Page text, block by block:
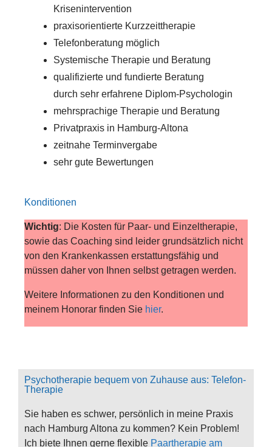
Krisenintervention
praxisorientierte Kurzzeittherapie
Telefonberatung möglich
Systemische Therapie und Beratung
qualifizierte und fundierte Beratung
durch sehr erfahrene Diplom-Psychologin
mehrsprachige Therapie und Beratung
Privatpraxis in Hamburg-Altona
zeitnahe Terminvergabe
sehr gute Bewertungen
Konditionen
Wichtig: Die Kosten für Paar- und Einzeltherapie,
sowie das Coaching sind leider grundsätzlich nicht
von den Krankenkassen erstattungsfähig und
müssen daher von Ihnen selbst getragen werden.
Weitere Informationen zu den Konditionen und
meinem Honorar finden Sie hier.
Psychotherapie bequem von Zuhause aus: Telefon-
Therapie
Sie haben es schwer, persönlich in meine Praxis
nach Hamburg Altona zu kommen? Kein Problem!
Ich biete Ihnen gerne flexible Paartherapie am